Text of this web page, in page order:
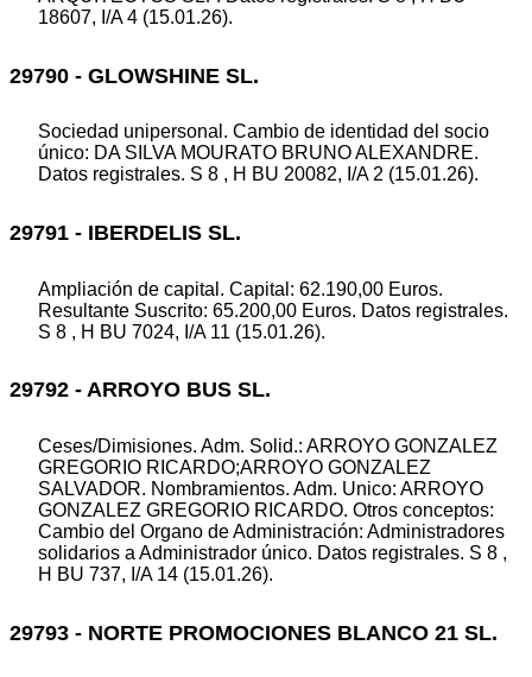
18607, I/A 4 (15.01.26).
29790 - GLOWSHINE SL.
Sociedad unipersonal. Cambio de identidad del socio
único: DA SILVA MOURATO BRUNO ALEXANDRE.
Datos registrales. S 8 , H BU 20082, I/A 2 (15.01.26).
29791 - IBERDELIS SL.
Ampliación de capital. Capital: 62.190,00 Euros.
Resultante Suscrito: 65.200,00 Euros. Datos registrales.
S 8 , H BU 7024, I/A 11 (15.01.26).
29792 - ARROYO BUS SL.
Ceses/Dimisiones. Adm. Solid.: ARROYO GONZALEZ
GREGORIO RICARDO;ARROYO GONZALEZ
SALVADOR. Nombramientos. Adm. Unico: ARROYO
GONZALEZ GREGORIO RICARDO. Otros conceptos:
Cambio del Organo de Administración: Administradores
solidarios a Administrador único. Datos registrales. S 8 ,
H BU 737, I/A 14 (15.01.26).
29793 - NORTE PROMOCIONES BLANCO 21 SL.